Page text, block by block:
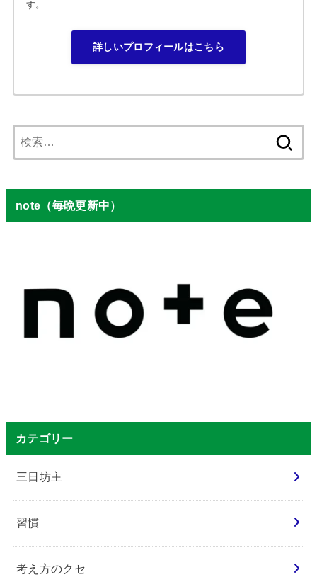
す。
詳しいプロフィールはこちら
索:
note（毎晩更新中）
カテゴリー
三日坊主
習慣
考え方のクセ